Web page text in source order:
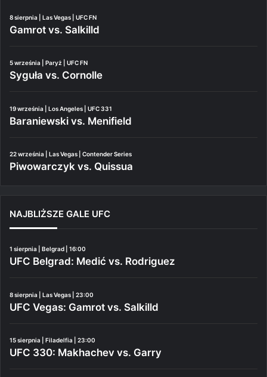
8 sierpnia | Las Vegas | UFC FN
Gamrot vs. Salkilld
5 września | Paryż | UFC FN
Syguła vs. Cornolle
19 września | Los Angeles | UFC 331
Baraniewski vs. Menifield
22 września | Las Vegas | Contender Series
Piwowarczyk vs. Quissua
NAJBLIŻSZE GALE UFC
1 sierpnia | Belgrad | 16:00
UFC Belgrad: Medić vs. Rodriguez
8 sierpnia | Las Vegas | 23:00
UFC Vegas: Gamrot vs. Salkilld
15 sierpnia | Filadelfia | 23:00
UFC 330: Makhachev vs. Garry